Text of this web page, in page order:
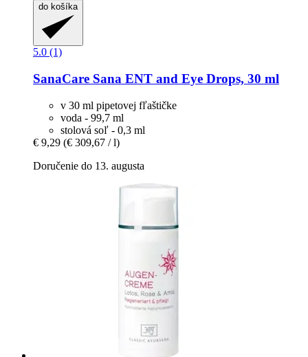
do košíka
5.0 (1)
SanaCare Sana ENT and Eye Drops, 30 ml
v 30 ml pipetovej fľaštičke
voda - 99,7 ml
stolová soľ - 0,3 ml
€ 9,29 (€ 309,67 / l)
Doručenie do 13. augusta